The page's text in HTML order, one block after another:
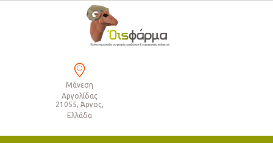
Μάνεση
Αργολίδας
21055, Άργος,
Ελλάδα